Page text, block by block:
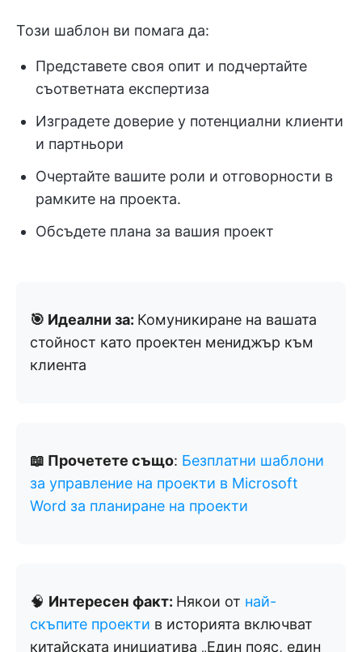
Този шаблон ви помага да:
Представете своя опит и подчертайте
съответната експертиза
Изградете доверие у потенциални клиенти
и партньори
Очертайте вашите роли и отговорности в
рамките на проекта.
Обсъдете плана за вашия проект
🎯 Идеални за: Комуникиране на вашата
стойност като проектен мениджър към
клиента
📖 Прочетете също: Безплатни шаблони
за управление на проекти в Microsoft
Word за планиране на проекти
🧠 Интересен факт: Някои от най-
скъпите проекти в историята включват
китайската инициатива „Един пояс, един